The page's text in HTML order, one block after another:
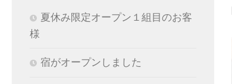
夏休み限定オープン１組目のお客
様
宿がオープンしました